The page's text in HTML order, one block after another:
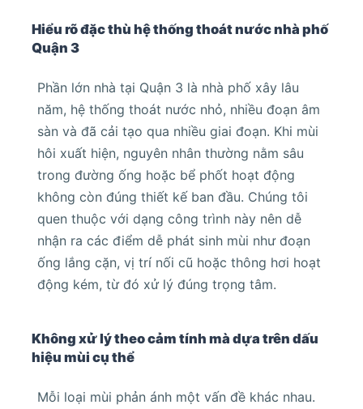
Hiểu rõ đặc thù hệ thống thoát nước nhà phố
Quận 3
Phần lớn nhà tại Quận 3 là nhà phố xây lâu
năm, hệ thống thoát nước nhỏ, nhiều đoạn âm
sàn và đã cải tạo qua nhiều giai đoạn. Khi mùi
hôi xuất hiện, nguyên nhân thường nằm sâu
trong đường ống hoặc bể phốt hoạt động
không còn đúng thiết kế ban đầu. Chúng tôi
quen thuộc với dạng công trình này nên dễ
nhận ra các điểm dễ phát sinh mùi như đoạn
ống lắng cặn, vị trí nối cũ hoặc thông hơi hoạt
động kém, từ đó xử lý đúng trọng tâm.
Không xử lý theo cảm tính mà dựa trên dấu
hiệu mùi cụ thể
Mỗi loại mùi phản ánh một vấn đề khác nhau.